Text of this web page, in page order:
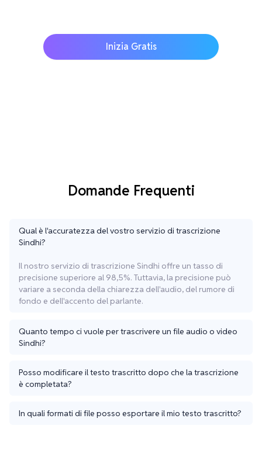
Inizia Gratis
Domande Frequenti
Qual è l'accuratezza del vostro servizio di trascrizione
Sindhi?
Il nostro servizio di trascrizione Sindhi offre un tasso di
precisione superiore al 98,5%. Tuttavia, la precisione può
variare a seconda della chiarezza dell'audio, del rumore di
fondo e dell'accento del parlante.
Quanto tempo ci vuole per trascrivere un file audio o video
Sindhi?
Posso modificare il testo trascritto dopo che la trascrizione
è completata?
In quali formati di file posso esportare il mio testo trascritto?